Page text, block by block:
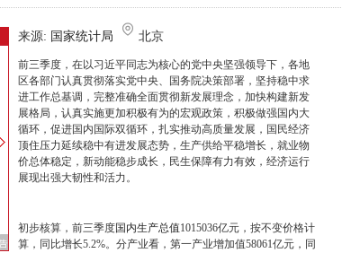
来源: 国家统计局 北京
前三季度，在以习近平同志为核心的党中央坚强领导下，各地
区各部门认真贯彻落实党中央、国务院决策部署，坚持稳中求
进工作总基调，完整准确全面贯彻新发展理念，加快构建新发
展格局，认真实施更加积极有为的宏观政策，积极做强国内大
循环，促进国内国际双循环，扎实推动高质量发展，国民经济
顶住压力延续稳中有进发展态势，生产供给平稳增长，就业物
价总体稳定，新动能稳步成长，民生保障有力有效，经济运行
展现出强大韧性和活力。
初步核算，前三季度国内生产总值1015036亿元，按不变价格计
算，同比增长5.2%。分产业看，第一产业增加值58061亿元，同